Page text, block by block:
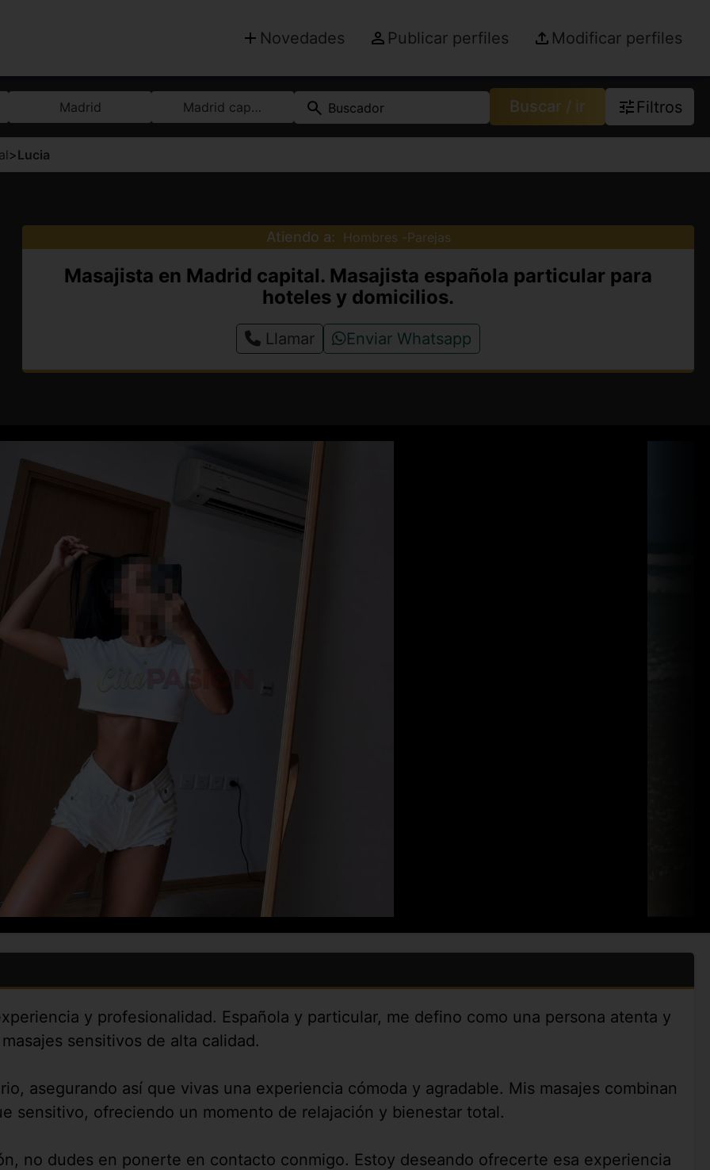
Novedades Publicar perfiles Modificar perfiles
Madrid Madrid capital Buscador Buscar / ir Filtros
>Lucia
Atiendo a: Hombres Parejas
Masajista en Madrid capital. Masajista española particular para
hoteles y domicilios.
Llamar Enviar Whatsapp
y profesionalidad. Española y particular, me defino como una persona atenta y
sensitivos de alta calidad.
asegurando así que vivas una experiencia cómoda y agradable. Mis masajes combinan
sensitivo, ofreciendo un momento de relajación y bienestar total.
no dudes en ponerte en contacto conmigo. Estoy deseando ofrecerte esa experiencia